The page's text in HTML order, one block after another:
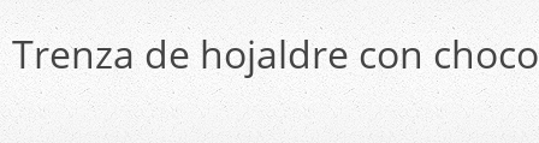
Trenza de hojaldre con